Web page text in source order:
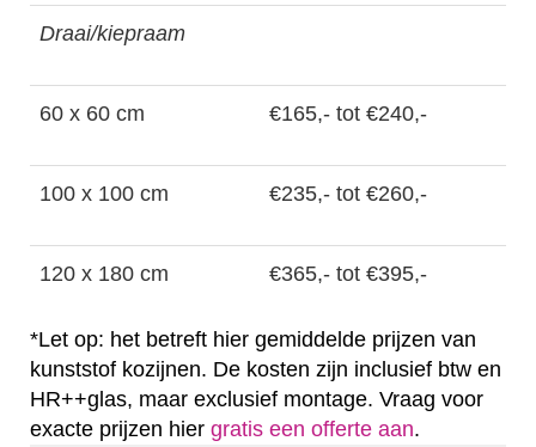
Draai/kiepraam
60 x 60 cm €165,- tot €240,-
100 x 100 cm €235,- tot €260,-
120 x 180 cm €365,- tot €395,-
*Let op: het betreft hier gemiddelde prijzen van
kunststof kozijnen. De kosten zijn inclusief btw en
HR++glas, maar exclusief montage. Vraag voor
exacte prijzen hier gratis een offerte aan.